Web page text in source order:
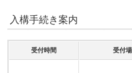
入構手続き案内
受付時間 受付